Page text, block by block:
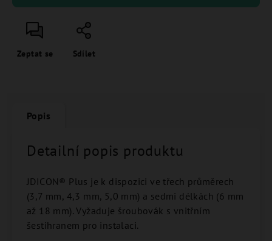
Zeptat se Sdílet
Popis
Detailní popis produktu
JDICON® Plus je k dispozici ve třech průměrech
(3,7 mm, 4,3 mm, 5,0 mm) a sedmi délkách (6 mm
až 18 mm). Vyžaduje šroubovák s vnitřním
šestihranem pro instalaci.